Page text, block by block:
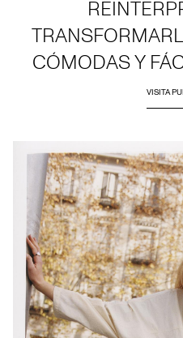
CÓMODAS Y
VISITA